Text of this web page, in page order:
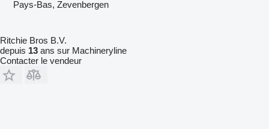
Pays-Bas, Zevenbergen
Ritchie Bros B.V.
depuis 13 ans sur Machineryline
Contacter le vendeur